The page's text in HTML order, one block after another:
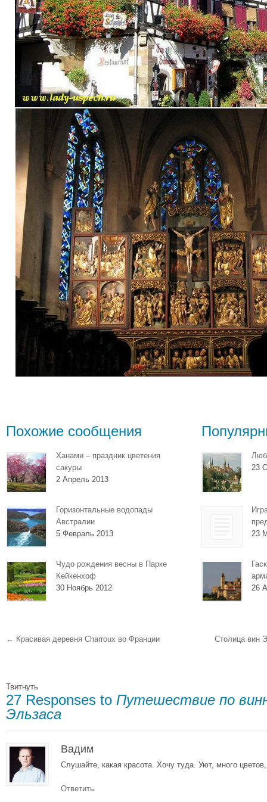
Похожие сообщения
Ханами – праздник цветения
сакуры
2 Апрель 2013
Горизонтальные водопады
Австралии
5 Февраль 2013
Чудо рождения весны в Парке
Кейкенхоф
30 Ноябрь 2012
23
23
26
← Красивая деревня Charroux во Франции Столица вин
Твитнуть
27 Responses to Путешествие по
Эльзаса
Вадим
Слушайте, какая красота. Хочу туда. Уют, много
Ответить